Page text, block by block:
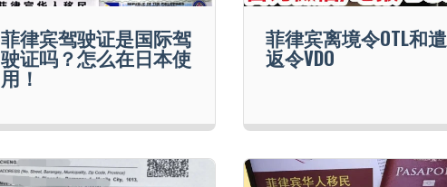
菲律宾驾驶证是国际驾
驶证吗？怎么在日本使
用！
菲律宾离境令OTL和遣
返令VDO